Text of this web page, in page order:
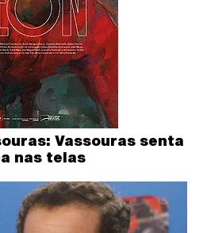
Vassouras senta
nas telas